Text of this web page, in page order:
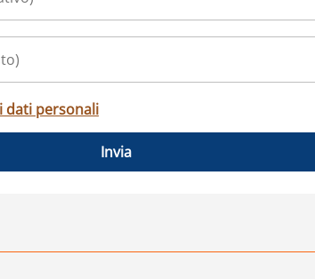
dati personali
Invia